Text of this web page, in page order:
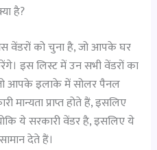
है?
वेंडरों को चुना है, जो आपके घर
इस लिस्ट में उन सभी वेंडरों का
आपके इलाके में सोलर पैनल
प्राप्त होते हैं, इसलिए
ये सरकारी वेंडर है, इसलिए ये
देते हैं।